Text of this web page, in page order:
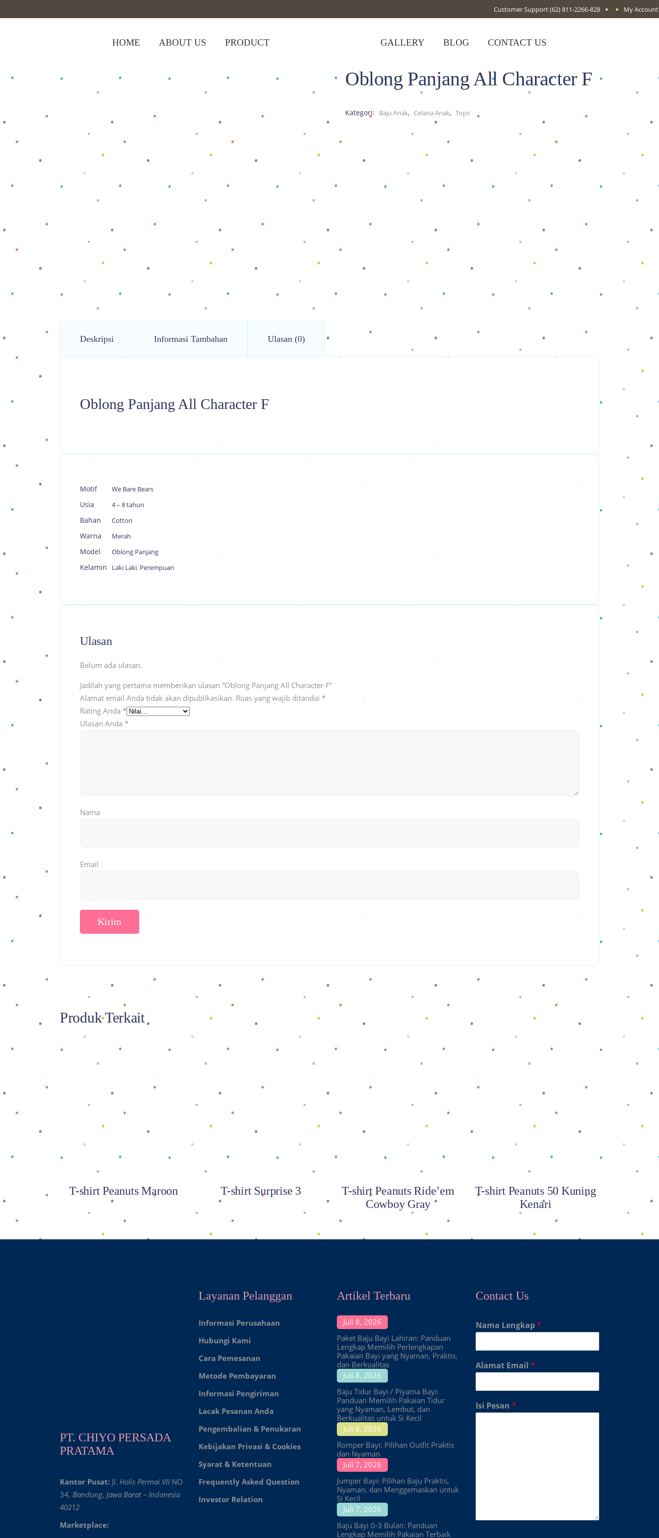
Customer Support(62) 811-2266-828 My Account
HOME ABOUT US PRODUCT GALLERY BLOG CONTACT US
Shop> , Tops Oblong Panjang All Character FOblong Panjang All Character F
Kategori: Baju Anak, Celana Anak, Tops
Deskripsi Informasi Tambahan Ulasan (0)
Oblong Panjang All Character F
Motif We Bare Bears
Usia 4 – 8 tahun
Bahan Cotton
Warna Merah
Model Oblong Panjang
Kelamin Laki Laki, Perempuan
Ulasan
Belum ada ulasan.
Jadilah yang pertama memberikan ulasan “Oblong Panjang All Character F”
Alamat email Anda tidak akan dipublikasikan. Ruas yang wajib ditandai *
Rating Anda *
Ulasan Anda *
Nama
Email
Produk Terkait
Baca selengkapnya
T-shirt Peanuts Maroon
Baca selengkapnya
T-shirt Surprise 3
Baca selengkapnya
T-shirt Peanuts Ride’em
Cowboy Gray
Baca selengkapnya
T-shirt Peanuts 50 Kuning
Kenari
PT. CHIYO PERSADA
PRATAMA
Kantor Pusat: Jl. Holis Permai VII NO
34, Bandung, Jawa Barat – Indonesia
40212
Marketplace:
Layanan Pelanggan
Informasi Perusahaan
Hubungi Kami
Cara Pemesanan
Metode Pembayaran
Informasi Pengiriman
Lacak Pesanan Anda
Pengembalian & Penukaran
Kebijakan Privasi & Cookies
Syarat & Ketentuan
Frequently Asked Question
Investor Relation
Artikel Terbaru
Juli 8, 2026
Paket Baju Bayi Lahiran: Panduan
Lengkap Memilih Perlengkapan
Pakaian Bayi yang Nyaman, Praktis,
dan Berkualitas
Juli 8, 2026
Baju Tidur Bayi / Piyama Bayi:
Panduan Memilih Pakaian Tidur
yang Nyaman, Lembut, dan
Berkualitas untuk Si Kecil
Juli 8, 2026
Romper Bayi: Pilihan Outfit Praktis
dan Nyaman
Juli 7, 2026
Jumper Bayi: Pilihan Baju Praktis,
Nyaman, dan Menggemaskan untuk
Si Kecil
Juli 7, 2026
Baju Bayi 0-3 Bulan: Panduan
Lengkap Memilih Pakaian Terbaik
Contact Us
Nama Lengkap*
Alamat Email *
Isi Pesan *